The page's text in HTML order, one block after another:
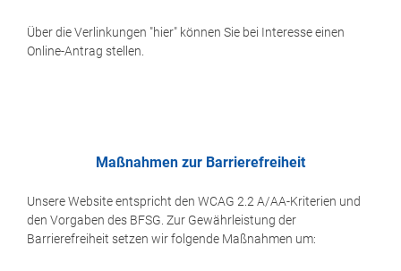
Über die Verlinkungen "hier" können Sie bei Interesse einen
Online-Antrag stellen.
Maßnahmen zur Barrierefreiheit
Unsere Website entspricht den WCAG 2.2 A/AA-Kriterien und
den Vorgaben des BFSG. Zur Gewährleistung der
Barrierefreiheit setzen wir folgende Maßnahmen um: